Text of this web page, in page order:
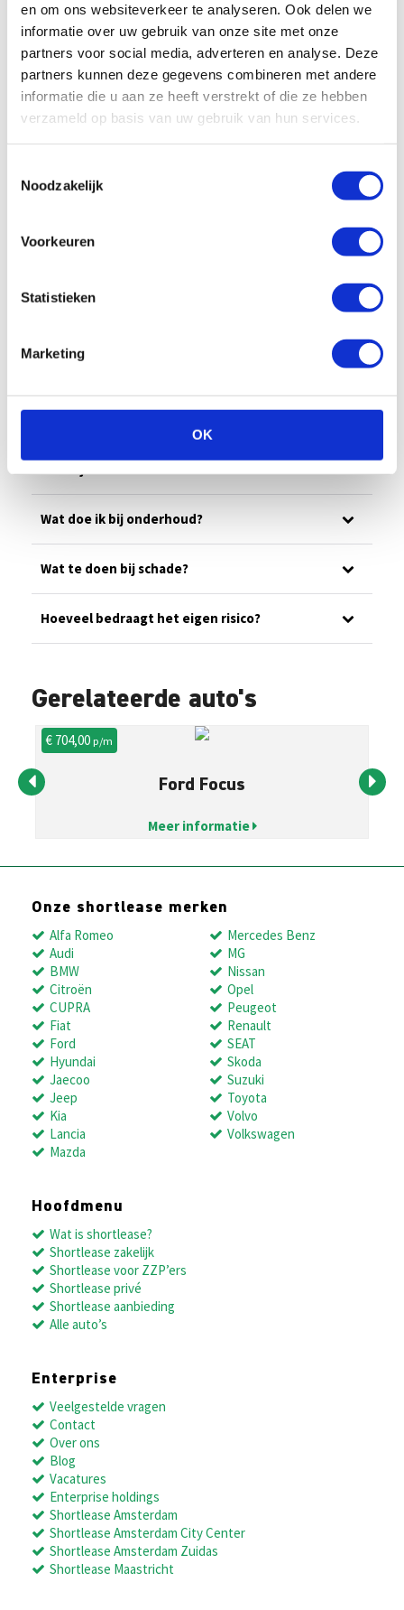
en om ons websiteverkeer te analyseren. Ook delen we
informatie over uw gebruik van onze site met onze
partners voor social media, adverteren en analyse. Deze
partners kunnen deze gegevens combineren met andere
informatie die u aan ze heeft verstrekt of die ze hebben
verzameld op basis van uw gebruik van hun services.
Noodzakelijk
Voorkeuren
Statistieken
Marketing
OK
All Algemeen Schade/onderhoud
Ons wagenpark Financieel Vragen vooraf
Facturatie
Wat doe ik bij onderhoud?
Wat te doen bij schade?
Hoeveel bedraagt het eigen risico?
Gerelateerde auto's
€ 704,00p/m
Ford Focus
Meer informatie
Onze shortlease merken
Alfa Romeo
Audi
BMW
Citroën
CUPRA
Fiat
Ford
Hyundai
Jaecoo
Jeep
Kia
Lancia
Mazda
Mercedes Benz
MG
Nissan
Opel
Peugeot
Renault
SEAT
Skoda
Suzuki
Toyota
Volvo
Volkswagen
Hoofdmenu
Wat is shortlease?
Shortlease zakelijk
Shortlease voor ZZP’ers
Shortlease privé
Shortlease aanbieding
Alle auto’s
Enterprise
Veelgestelde vragen
Contact
Over ons
Blog
Vacatures
Enterprise holdings
Shortlease Amsterdam
Shortlease Amsterdam City Center
Shortlease Amsterdam Zuidas
Shortlease Maastricht